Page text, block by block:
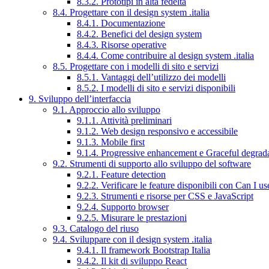
8.4. Progettare con il design system .italia
8.4.1. Documentazione
8.4.2. Benefici del design system
8.4.3. Risorse operative
8.4.4. Come contribuire al design system .italia
8.5. Progettare con i modelli di sito e servizi
8.5.1. Vantaggi dell’utilizzo dei modelli
8.5.2. I modelli di sito e servizi disponibili
9. Sviluppo dell’interfaccia
9.1. Approccio allo sviluppo
9.1.1. Attività preliminari
9.1.2. Web design responsivo e accessibile
9.1.3. Mobile first
9.1.4. Progressive enhancement e Graceful
9.2. Strumenti di supporto allo sviluppo del software
9.2.1. Feature detection
9.2.2. Verificare le feature disponibili con Can I
9.2.3. Strumenti e risorse per CSS e JavaScript
9.2.4. Supporto browser
9.2.5. Misurare le prestazioni
9.3. Catalogo del riuso
9.4. Sviluppare con il design system .italia
9.4.1. Il framework Bootstrap Italia
9.4.2. Il kit di sviluppo React